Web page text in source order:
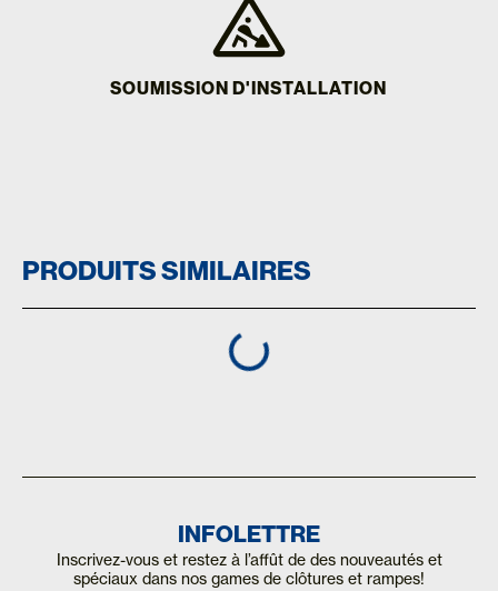
SOUMISSION D'INSTALLATION
PRODUITS SIMILAIRES
INFOLETTRE
Inscrivez-vous et restez à l’affût de des nouveautés et
spéciaux dans nos games de clôtures et rampes!